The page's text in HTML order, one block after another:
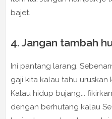
bajet.
4. Jangan tambah
Ini pantang larang.
gaji kita kalau tahu
Kalau hidup bujang...
dengan berhutang kalau